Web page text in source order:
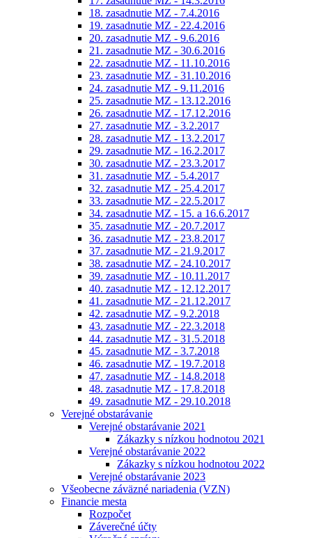
18. zasadnutie MZ - 7.4.2016
19. zasadnutie MZ - 22.4.2016
20. zasadnutie MZ - 9.6.2016
21. zasadnutie MZ - 30.6.2016
22. zasadnutie MZ - 11.10.2016
23. zasadnutie MZ - 31.10.2016
24. zasadnutie MZ - 9.11.2016
25. zasadnutie MZ - 13.12.2016
26. zasadnutie MZ - 17.12.2016
27. zasadnutie MZ - 3.2.2017
28. zasadnutie MZ - 13.2.2017
29. zasadnutie MZ - 16.2.2017
30. zasadnutie MZ - 23.3.2017
31. zasadnutie MZ - 5.4.2017
32. zasadnutie MZ - 25.4.2017
33. zasadnutie MZ - 22.5.2017
34. zasadnutie MZ - 15. a 16.6.2017
35. zasadnutie MZ - 20.7.2017
36. zasadnutie MZ - 23.8.2017
37. zasadnutie MZ - 21.9.2017
38. zasadnutie MZ - 24.10.2017
39. zasadnutie MZ - 10.11.2017
40. zasadnutie MZ - 12.12.2017
41. zasadnutie MZ - 21.12.2017
42. zasadnutie MZ - 9.2.2018
43. zasadnutie MZ - 22.3.2018
44. zasadnutie MZ - 31.5.2018
45. zasadnutie MZ - 3.7.2018
46. zasadnutie MZ - 19.7.2018
47. zasadnutie MZ - 14.8.2018
48. zasadnutie MZ - 17.8.2018
49. zasadnutie MZ - 29.10.2018
Verejné obstarávanie
Verejné obstarávanie 2021
Zákazky s nízkou hodnotou 2021
Verejné obstarávanie 2022
Zákazky s nízkou hodnotou 2022
Verejné obstarávanie 2023
Všeobecne záväzné nariadenia (VZN)
Financie mesta
Rozpočet
Záverečné účty